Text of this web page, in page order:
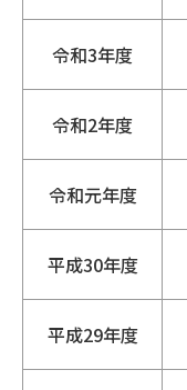
令和3年度
令和2年度
令和元年度
平成30年度
平成29年度